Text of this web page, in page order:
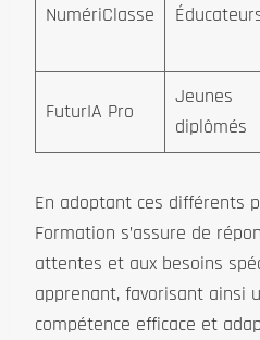
NumériClasse
FuturIA Pro
Jeunes
diplômés
En adoptant ces différents
Formation s’assure de
attentes et aux besoins
apprenant, favorisant ainsi
compétence efficace et